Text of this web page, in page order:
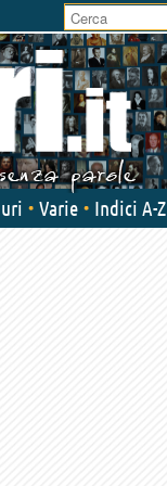
Varie Indici A-Z